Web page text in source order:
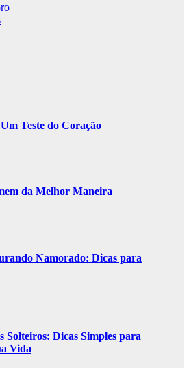
Teste do Coração
da Melhor Maneira
Namorado: Dicas para
Solteiros: Dicas Simples para
Vida